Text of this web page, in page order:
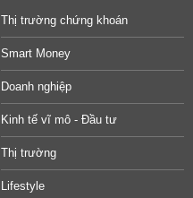
Thị trường chứng khoán
Smart Money
Doanh nghiệp
Kinh tế vĩ mô - Đầu tư
Thị trường
Lifestyle